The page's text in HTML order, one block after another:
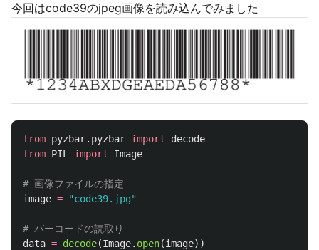
今回はcode39のjpeg画像を読み込んでみました
from pyzbar.pyzbar import
decode
from PIL import Image
image = "code39.jpg"
data = decode(Image. open(image))